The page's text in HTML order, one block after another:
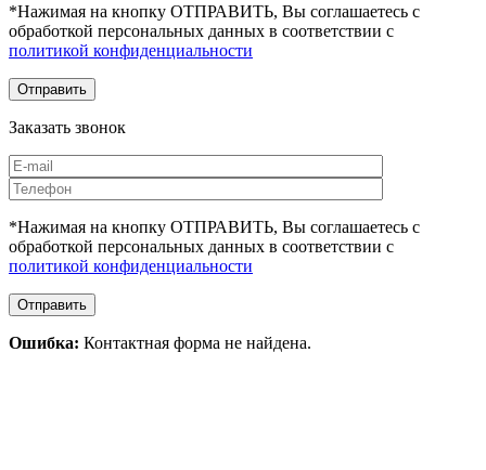
*Нажимая на кнопку ОТПРАВИТЬ, Вы соглашаетесь с
обработкой персональных данных в соответствии с
политикой конфиденциальности
Заказать звонок
*Нажимая на кнопку ОТПРАВИТЬ, Вы соглашаетесь с
обработкой персональных данных в соответствии с
политикой конфиденциальности
Ошибка: Контактная форма не найдена.